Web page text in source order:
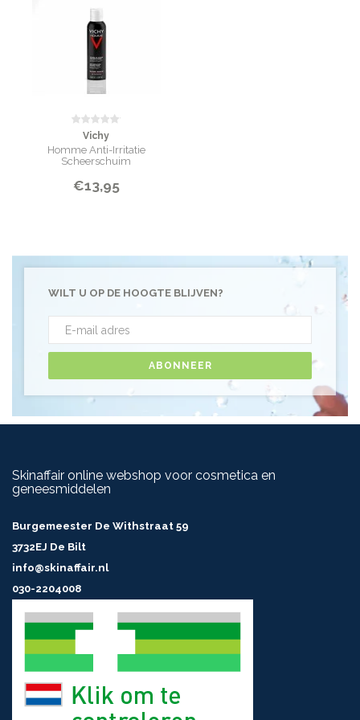
Vichy
Homme Anti-Irritatie
Scheerschuim
€13,95
WILT U OP DE HOOGTE BLIJVEN?
ABONNEER
Skinaffair online webshop voor cosmetica en
geneesmiddelen
Burgemeester De Withstraat 59
3732EJ De Bilt
info@skinaffair.nl
030-2204008